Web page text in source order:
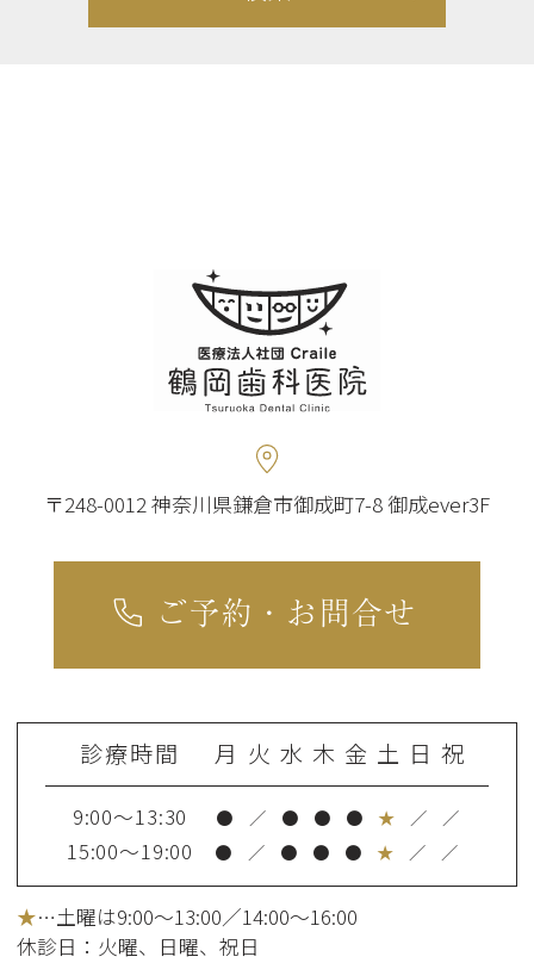
〒248-0012 神奈川県鎌倉市御成町7-8 御成ever3F
ご予約・お問合せ
診療時間 月 火 水 木 金 土 日 祝
9:00～13:30 ● ／ ● ● ● ★ ／ ／
15:00～19:00 ● ／ ● ● ● ★ ／ ／
★…土曜は9:00～13:00／14:00～16:00
休診日：火曜、日曜、祝日